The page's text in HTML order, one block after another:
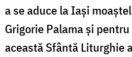
a se aduce la Iași
Grigorie Palama și
această Sfântă Liturghie